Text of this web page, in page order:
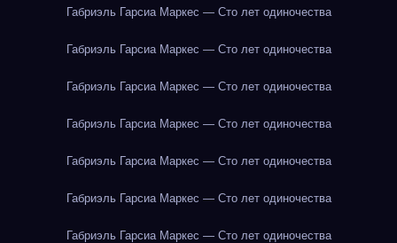
Габриэль Гарсиа Маркес — Сто лет одиночества
Габриэль Гарсиа Маркес — Сто лет одиночества
Габриэль Гарсиа Маркес — Сто лет одиночества
Габриэль Гарсиа Маркес — Сто лет одиночества
Габриэль Гарсиа Маркес — Сто лет одиночества
Габриэль Гарсиа Маркес — Сто лет одиночества
Габриэль Гарсиа Маркес — Сто лет одиночества